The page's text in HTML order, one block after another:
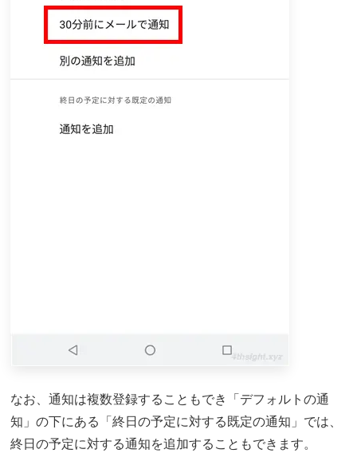
なお、通知は複数登録することもでき「デフォルトの通
知」の下にある「終日の予定に対する既定の通知」では、
終日の予定に対する通知を追加することもできます。